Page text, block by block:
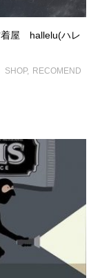
着屋 hallelu(ハレ
SHOP RECOMEND